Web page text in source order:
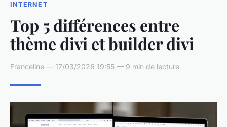
INTERNET
Top 5 différences entre
thème divi et builder divi
Franceline — 17/03/2026 19:55 — 9 min de lecture